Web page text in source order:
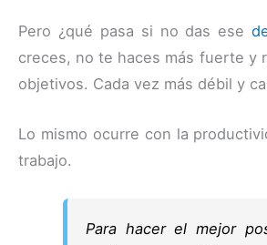
Pero ¿qué pasa si no das ese
creces, no te haces más fuerte y
objetivos. Cada vez más débil y
Lo mismo ocurre con la
trabajo.
Para hacer el mejor